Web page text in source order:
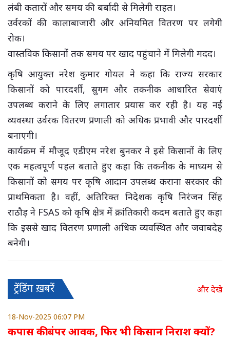
लंबी कतारों और समय की बर्बादी से मिलेगी राहत।
उर्वरकों की कालाबाजारी और अनियमित वितरण पर लगेगी
रोक।
वास्तविक किसानों तक समय पर खाद पहुंचाने में मिलेगी मदद।
कृषि आयुक्त नरेश कुमार गोयल ने कहा कि राज्य सरकार
किसानों को पारदर्शी, सुगम और तकनीक आधारित सेवाएं
उपलब्ध कराने के लिए लगातार प्रयास कर रही है। यह नई
व्यवस्था उर्वरक वितरण प्रणाली को अधिक प्रभावी और पारदर्शी
बनाएगी।
कार्यक्रम में मौजूद एडीएम नरेश बुनकर ने इसे किसानों के लिए
एक महत्वपूर्ण पहल बताते हुए कहा कि तकनीक के माध्यम से
किसानों को समय पर कृषि आदान उपलब्ध कराना सरकार की
प्राथमिकता है। वहीं, अतिरिक्त निदेशक कृषि निरंजन सिंह
राठौड़ ने FSAS को कृषि क्षेत्र में क्रांतिकारी कदम बताते हुए कहा
कि इससे खाद वितरण प्रणाली अधिक व्यवस्थित और जवाबदेह
बनेगी।
ट्रेंडिंग ख़बरें और देखे
18-Nov-2025 06:07 PM
कपास की बंपर आवक, फिर भी किसान निराश क्यों?